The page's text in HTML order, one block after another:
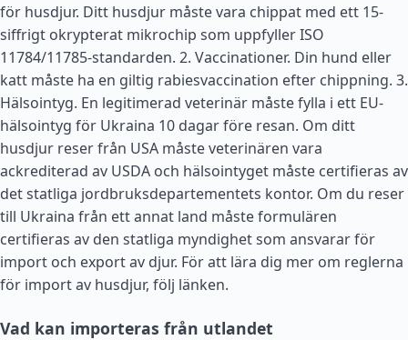
för husdjur. Ditt husdjur måste vara chippat med ett 15-
siffrigt okrypterat mikrochip som uppfyller ISO
11784/11785-standarden. 2. Vaccinationer. Din hund eller
katt måste ha en giltig rabiesvaccination efter chippning. 3.
Hälsointyg. En legitimerad veterinär måste fylla i ett EU-
hälsointyg för Ukraina 10 dagar före resan. Om ditt
husdjur reser från USA måste veterinären vara
ackrediterad av USDA och hälsointyget måste certifieras av
det statliga jordbruksdepartementets kontor. Om du reser
till Ukraina från ett annat land måste formulären
certifieras av den statliga myndighet som ansvarar för
import och export av djur. För att lära dig mer om reglerna
för import av husdjur, följ länken.
Vad kan importeras från utlandet